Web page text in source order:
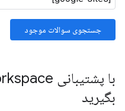
جستجوی سوالات موجود
بگیرید